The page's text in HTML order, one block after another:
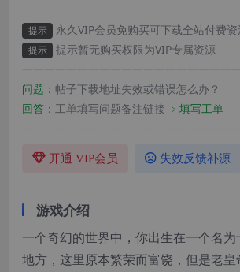
提示 永久VIP会员免购买可下载全站付费
提示
提示暂无购买权限为VIP专属资源
问题： 帖子下载地址失效或错误怎么办？
回答： 工单填写问题备注链接 ﹥填写工单
开通 VIP会员 失效反馈补源
游戏介绍
一个奇幻的世界中，你出生在一个名
地方，这里原本繁荣而富饶，但是老